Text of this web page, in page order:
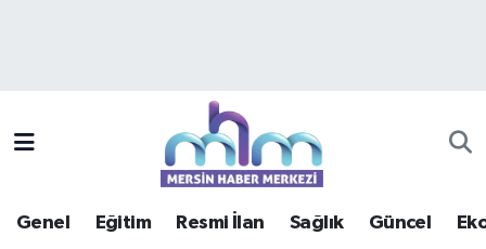
Genel Eğitim Resmi İlan Sağlık Güncel
Mersin Trafik Yoğunluk Haritası
Süper Lig Puan Durumu ve Fikstür